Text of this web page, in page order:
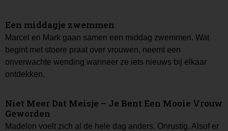
Een middagje zwemmen
Marcel en Mark gaan samen een middag zwemmen. Wat
begint met stoere praat over vrouwen, neemt een
onverwachte wending wanneer ze iets nieuws bij elkaar
ontdekken.
Niet Meer Dat Meisje – Je Bent Een Mooie Vrouw
Geworden
Madelon voelt zich al de hele dag anders. Onrustig. Alsof er